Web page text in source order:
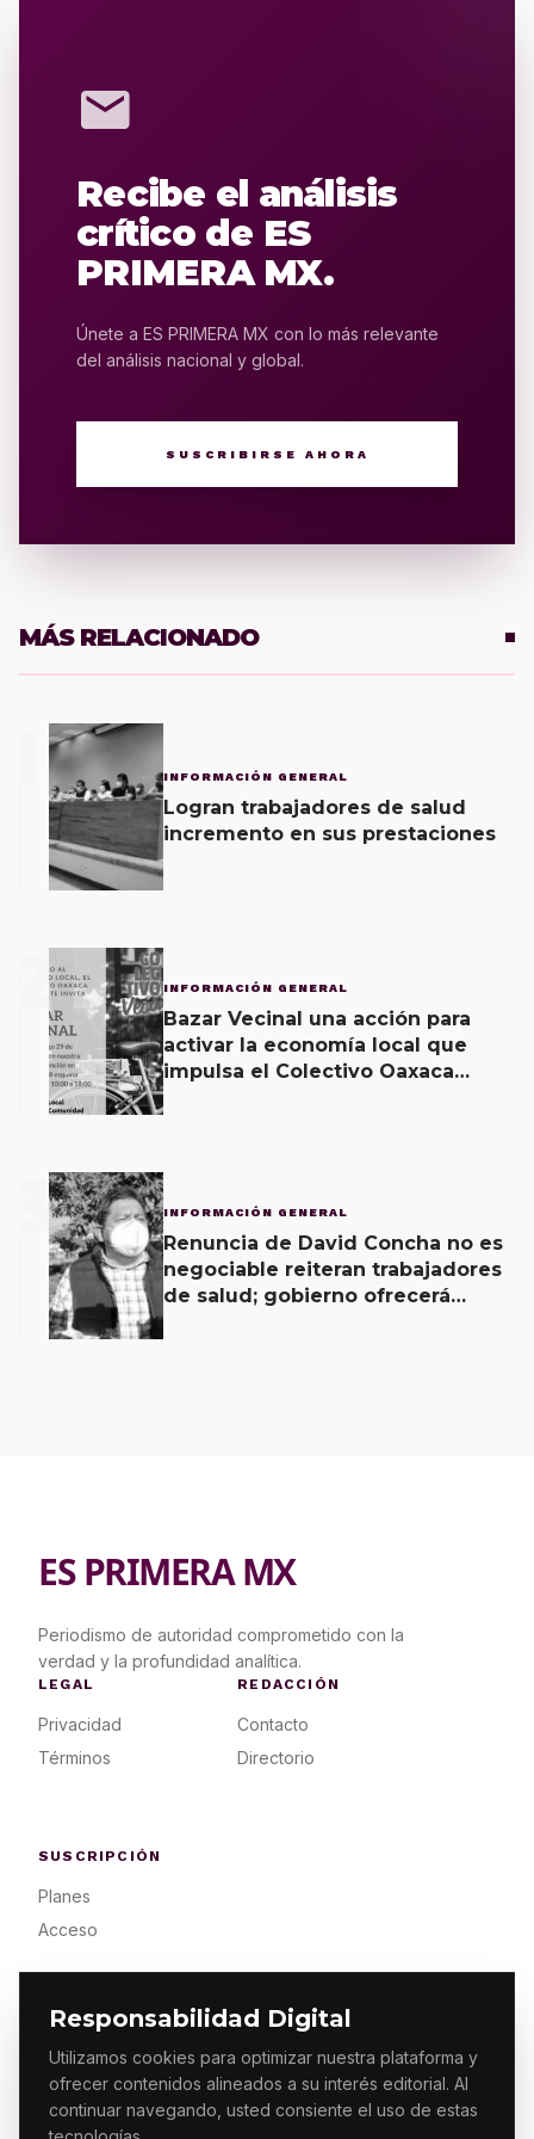
Responsabilidad Digital
Utilizamos cookies para optimizar nuestra plataforma y
ofrecer contenidos alineados a su interés editorial. Al
continuar navegando, usted consiente el uso de estas
mail
Recibe el análisis
crítico de ES
PRIMERA MX.
Únete a ES PRIMERA MX con lo más relevante
del análisis nacional y global.
SUSCRIBIRSE AHORA
MÁS RELACIONADO
INFORMACIÓN GENERAL
Logran trabajadores de salud
incremento en sus prestaciones
2 INFORMACIÓN GENERAL
Bazar Vecinal una acción para
activar la economía local que
impulsa el Colectivo Oaxaca
3 INFORMACIÓN GENERAL
Renuncia de David Concha no es
negociable reiteran trabajadores
de salud; gobierno ofrecerá
ES PRIMERA MX
Periodismo de autoridad comprometido con la
verdad y la profundidad analítica.
LEGAL
Privacidad
Términos
REDACCIÓN
Contacto
Directorio
SUSCRIPCIÓN
Planes
Acceso
© 2026 ES PRIMERA MX. ALGUNOS DERECHOS
RESERVADOS / DESIGNMAKING.MX